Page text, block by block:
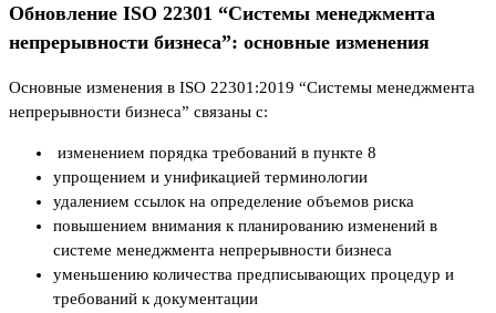
Обновление ISO 22301 “Системы менеджмента
непрерывности бизнеса”: основные изменения
Основные изменения в ISO 22301:2019 “Системы менеджмента
непрерывности бизнеса” связаны с:
изменением порядка требований в пункте 8
упрощением и унификацией терминологии
удалением ссылок на определение объемов риска
повышением внимания к планированию изменений в
системе менеджмента непрерывности бизнеса
уменьшению количества предписывающих процедур и
требований к документации